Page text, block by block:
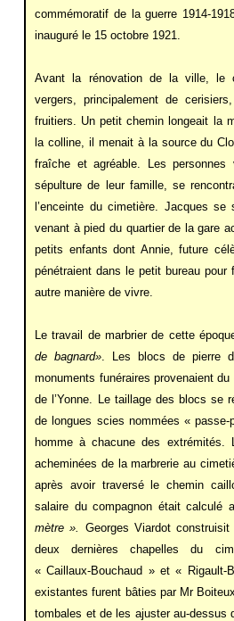
commémoratif de la guerre 1914-
inauguré le 15 octobre 1921.
Avant la rénovation de la ville, le
vergers, principalement de
fruitiers. Un petit chemin longeait la
la colline, il menait à la source du
fraîche et agréable. Les
sépulture de leur famille, se
l’enceinte du cimetière. Jacques se
venant à pied du quartier de la gare
petits enfants dont Annie, future
pénétraient dans le petit bureau pour
autre manière de vivre.
Le travail de marbrier de cette
de bagnard» . Les blocs de pierre
monuments funéraires provenaient du
de l’Yonne. Le taillage des blocs se
de longues scies nommées «
homme à chacune des extrémités.
acheminées de la marbrerie au
après avoir traversé le chemin
salaire du compagnon était calculé
mètre ».
Georges Viardot
deux dernières chapelles du
« Caillaux-Bouchaud » et « Rigault-
existantes furent bâties par Mr
tombales et de les ajuster au-dessus